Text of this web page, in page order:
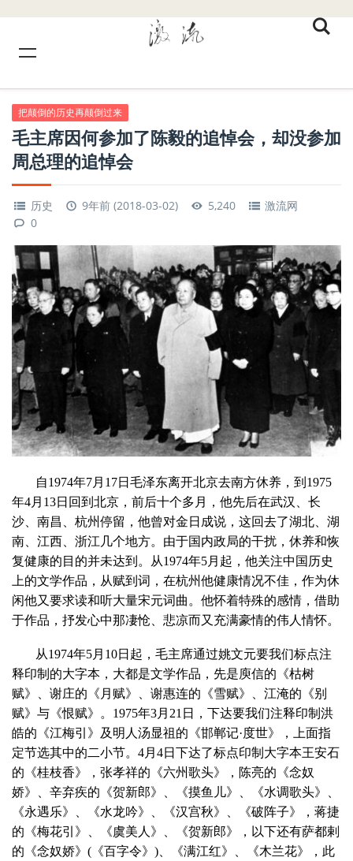
把颠倒的历史再颠倒过来
毛主席因何参加了陈毅的追悼会，却没参加
周总理的追悼会
历史 9年前 (2018-03-02) 5,240
激流网
0
自1974年7月17日毛泽东离开北京去南方休养，到1975
年4月13日回到北京，前后十个多月，他先后在武汉、长
沙、南昌、杭州停留，他曾对金日成说，这回去了湖北、湖
南、江西、浙江几个地方。由于国内政局的干扰，休养和恢
复健康的目的并未达到。从1974年5月起，他关注中国历史
上的文学作品，从赋到词，在杭州他健康情况不佳，作为休
闲他又要求读和听大量宋元词曲。他怀着特殊的感情，借助
于作品，抒发心中那凄怆、悲凉而又充满豪情的伟人情怀。
从1974年5月10日起，毛主席通过姚文元要我们标点注
释印制的大字本，大都是文学作品，先是庾信的《枯树
赋》、谢庄的《月赋》、谢惠连的《雪赋》、江淹的《别
赋》与《恨赋》。1975年3月21日，下达要我们注释印制洪
皓的《江梅引》及明人汤显祖的《邯郸记·度世》，上面指
定节选其中的二小节。4月4日下达了标点印制大字本王安石
的《桂枝香》，张孝祥的《六州歌头》，陈亮的《念奴
娇》、辛弃疾的《贺新郎》、《摸鱼儿》、《水调歌头》、
《永遇乐》、《水龙吟》、《汉宫秋》、《破阵子》，蒋捷
的《梅花引》、《虞美人》、《贺新郎》，以下还有萨都剌
的《念奴娇》(《百字令》)、《满江红》、《木兰花》，此